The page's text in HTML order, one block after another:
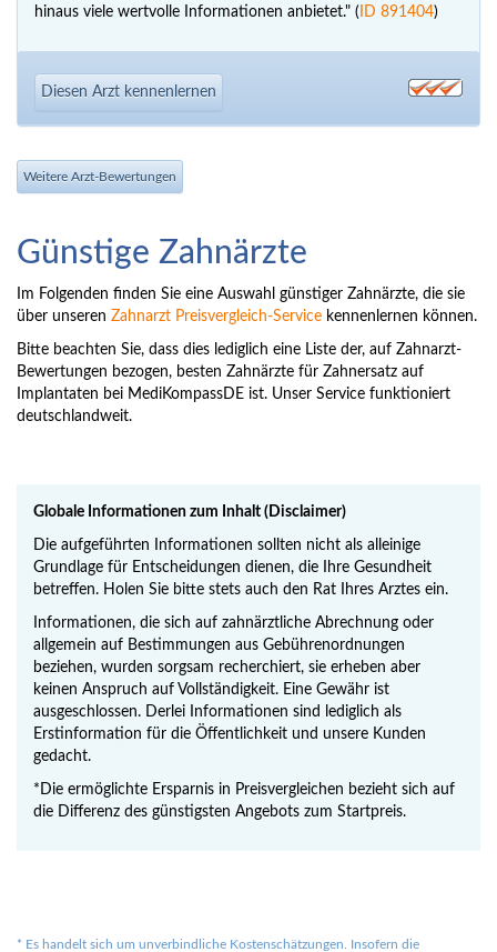
hinaus viele wertvolle Informationen anbietet." ( ID 891404)
Diesen Arzt kennenlernen
Weitere Arzt-Bewertungen
Günstige Zahnärzte
Im Folgenden finden Sie eine Auswahl günstiger Zahnärzte, die sie
über unseren Zahnarzt Preisvergleich-Service kennenlernen können.
Bitte beachten Sie, dass dies lediglich eine Liste der, auf Zahnarzt-
Bewertungen bezogen, besten Zahnärzte für Zahnersatz auf
Implantaten bei MediKompassDE ist. Unser Service funktioniert
deutschlandweit.
Globale Informationen zum Inhalt (Disclaimer)
Die aufgeführten Informationen sollten nicht als alleinige
Grundlage für Entscheidungen dienen, die Ihre Gesundheit
betreffen. Holen Sie bitte stets auch den Rat Ihres Arztes ein.
Informationen, die sich auf zahnärztliche Abrechnung oder
allgemein auf Bestimmungen aus Gebührenordnungen
beziehen, wurden sorgsam recherchiert, sie erheben aber
keinen Anspruch auf Vollständigkeit. Eine Gewähr ist
ausgeschlossen. Derlei Informationen sind lediglich als
Erstinformation für die Öffentlichkeit und unsere Kunden
gedacht.
*Die ermöglichte Ersparnis in Preisvergleichen bezieht sich auf
die Differenz des günstigsten Angebots zum Startpreis.
* Es handelt sich um unverbindliche Kostenschätzungen. Insofern die